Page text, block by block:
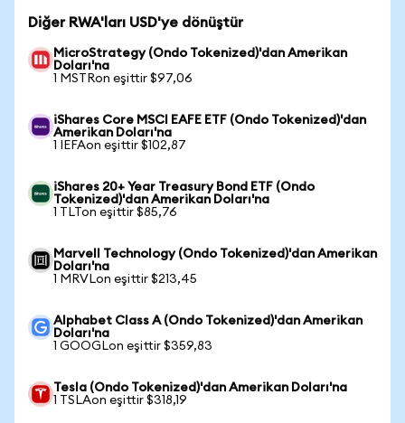
Diğer RWA'ları USD'ye dönüştür
MicroStrategy (Ondo Tokenized)'dan Amerikan
Doları'na
1 MSTRon eşittir $97,06
iShares Core MSCI EAFE ETF (Ondo Tokenized)'dan
Amerikan Doları'na
1 IEFAon eşittir $102,87
iShares 20+ Year Treasury Bond ETF (Ondo
Tokenized)'dan Amerikan Doları'na
1 TLTon eşittir $85,76
Marvell Technology (Ondo Tokenized)'dan Amerikan
Doları'na
1 MRVLon eşittir $213,45
Alphabet Class A (Ondo Tokenized)'dan Amerikan
Doları'na
1 GOOGLon eşittir $359,83
Tesla (Ondo Tokenized)'dan Amerikan Doları'na
1 TSLAon eşittir $318,19